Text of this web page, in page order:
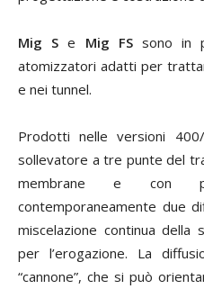
Mig S e Mig FSsono in
atomizzatori adatti per
e nei tunnel.
Prodotti nelle versioni
sollevatore a tre punte del
membrane e con
contemporaneamente due
miscelazione continua della
per l’erogazione. La
“cannone”, che si può